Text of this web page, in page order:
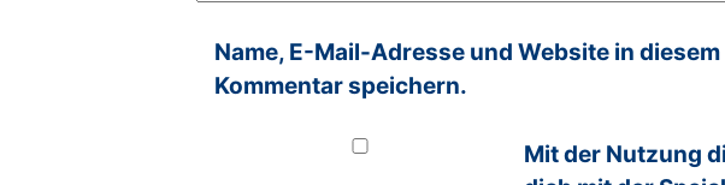
Name, E-Mail-Adresse und Website in
Kommentar speichern.
Mit der Nutzung